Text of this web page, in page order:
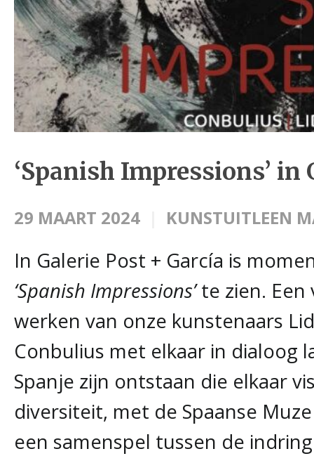
‘Spanish Impressions’ in
29 MAART 2024 KUNSTUITLEEN
In Galerie Post + García is
‘Spanish Impressions’te zien. Een
werken van onze kunstenaars
Conbulius met elkaar in dialoog
Spanje zijn ontstaan die elkaar
diversiteit, met de Spaanse
een samenspel tussen de